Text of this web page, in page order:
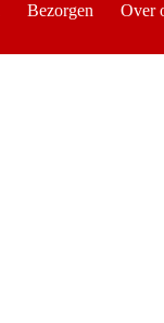
Bezorgen Over